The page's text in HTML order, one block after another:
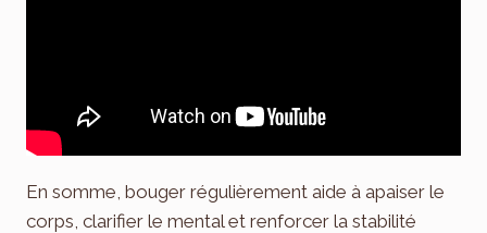
En somme, bouger régulièrement aide à apaiser le
corps, clarifier le mental et renforcer la stabilité